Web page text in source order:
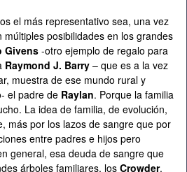
el más representativo sea, una vez
múltiples posibilidades en los grandes
Givens -otro ejemplo de regalo para
Raymond J. Barry – que es a la vez
muestra de ese mundo rural y
el padre de Raylan. Porque la familia
La idea de familia, de evolución,
más por los lazos de sangre que por
entre padres e hijos pero
general, esa deuda de sangre que
árboles familiares, los Crowder,